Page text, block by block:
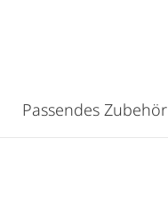
Passendes Zubehör